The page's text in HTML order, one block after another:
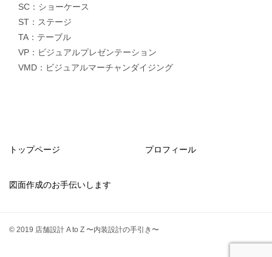
SC：ショーケース
ST：ステージ
TA：テーブル
VP：ビジュアルプレゼンテーション
VMD：ビジュアルマーチャンダイジング
トップページ プロフィール
図面作成のお手伝いします
© 2019 店舗設計 A to Z 〜内装設計の手引き〜